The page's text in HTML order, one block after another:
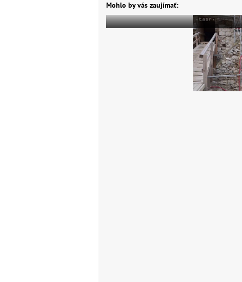
Mohlo by vás zaujímať: